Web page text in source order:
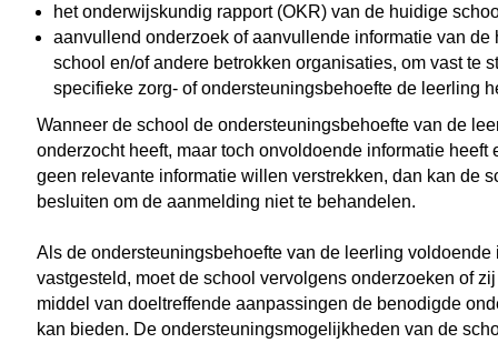
het onderwijskundig rapport (OKR) van de huidige
aanvullend onderzoek of aanvullende informatie van de
school en/of andere betrokken organisaties, om vast te
specifieke zorg- of ondersteuningsbehoefte de leerling
Wanneer de school de ondersteuningsbehoefte van de
onderzocht heeft, maar toch onvoldoende informatie heeft
geen relevante informatie willen verstrekken, dan kan de
besluiten om de aanmelding niet te behandelen.
Als de ondersteuningsbehoefte van de leerling voldoende
vastgesteld, moet de school vervolgens onderzoeken of
middel van doeltreffende aanpassingen de benodigde
kan bieden. De ondersteuningsmogelijkheden van de